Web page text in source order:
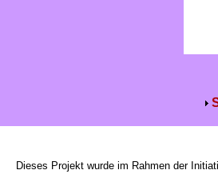
Dieses Projekt wurde im Rahmen der